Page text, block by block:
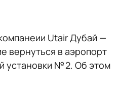
Utair Дубай —
вернуться в аэропорт
установки № 2. Об этом